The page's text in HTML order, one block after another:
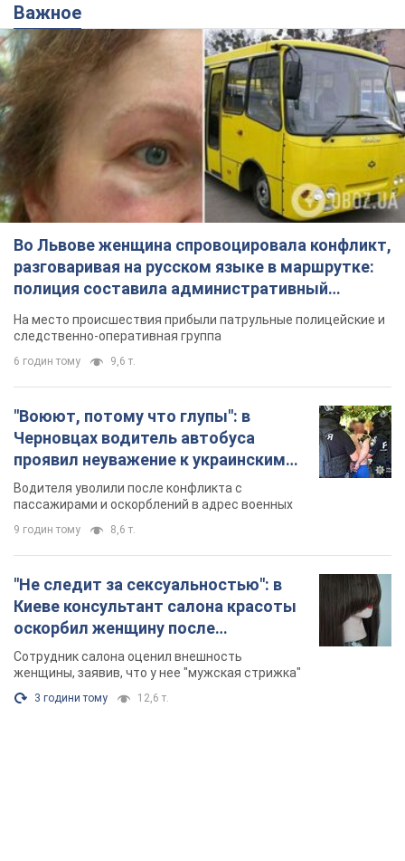
Важное
Во Львове женщина спровоцировала конфликт,
разговаривая на русском языке в маршрутке:
полиция составила административный
протокол. Видео
На место происшествия прибыли патрульные полицейские и
следственно-оперативная группа
6 годин тому 9,6 т.
"Воюют, потому что глупы": в
Черновцах водитель автобуса
проявил неуважение к украинским
военным и поплатился за это.
Видео
Водителя уволили после конфликта с
пассажирами и оскорблений в адрес военных
9 годин тому 8,6 т.
"Не следит за сексуальностью": в
Киеве консультант салона красоты
оскорбил женщину после
химиотерапии, разгорелся скандал.
Фото
Сотрудник салона оценил внешность
женщины, заявив, что у нее "мужская стрижка"
3 години тому 12,6 т.